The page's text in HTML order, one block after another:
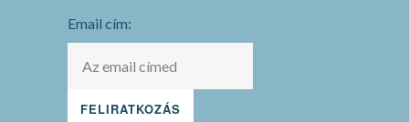
Email cím: